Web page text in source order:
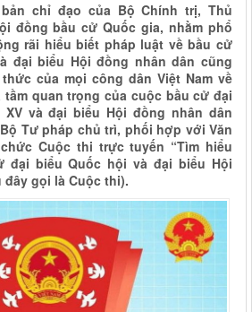
chỉ đạo của Bộ Chính trị, Thủ
đồng bầu cử Quốc gia, nhằm phổ
rãi hiểu biết pháp luật về bầu cử
đại biểu Hội đồng nhân dân cũng
của mọi công dân Việt Nam về
quan trọng của cuộc bầu cử đại
và đại biểu Hội đồng nhân dân
Bộ Tư pháp chủ trì, phối hợp với Văn
Cuộc thi trực tuyến “Tìm hiểu
đại biểu Quốc hội và đại biểu Hội
gọi là Cuộc thi).